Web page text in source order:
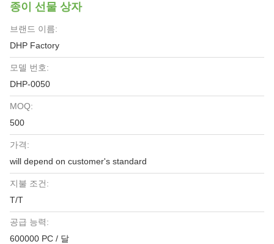
종이 선물 상자
브랜드 이름:
DHP Factory
모델 번호:
DHP-0050
MOQ:
500
가격:
will depend on customer's standard
지불 조건:
T/T
공급 능력:
600000 PC / 달